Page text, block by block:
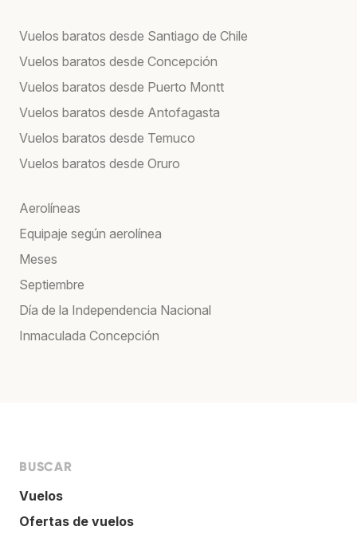
Vuelos baratos desde Santiago de Chile
Vuelos baratos desde Concepción
Vuelos baratos desde Puerto Montt
Vuelos baratos desde Antofagasta
Vuelos baratos desde Temuco
Vuelos baratos desde Oruro
Aerolíneas
Equipaje según aerolínea
Meses
Septiembre
Día de la Independencia Nacional
Inmaculada Concepción
BUSCAR
Vuelos
Ofertas de vuelos